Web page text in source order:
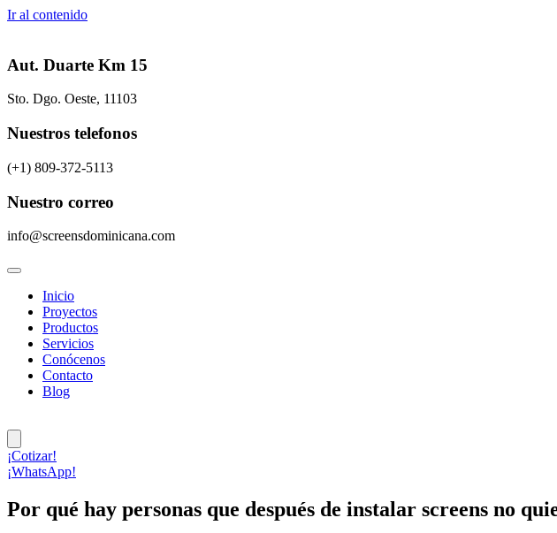
Ir al contenido
Aut. Duarte Km 15
Sto. Dgo. Oeste, 11103
Nuestros telefonos
(+1) 809-372-5113
Nuestro correo
info@screensdominicana.com
Inicio
Proyectos
Productos
Servicios
Conócenos
Contacto
Blog
¡Cotizar!
¡WhatsApp!
Por qué hay personas que después de instalar screens no